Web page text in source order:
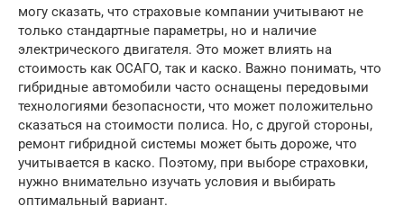
могу сказать, что страховые компании учитывают не
только стандартные параметры, но и наличие
электрического двигателя. Это может влиять на
стоимость как ОСАГО, так и каско. Важно понимать, что
гибридные автомобили часто оснащены передовыми
технологиями безопасности, что может положительно
сказаться на стоимости полиса. Но, с другой стороны,
ремонт гибридной системы может быть дороже, что
учитывается в каско. Поэтому, при выборе страховки,
нужно внимательно изучать условия и выбирать
оптимальный вариант.